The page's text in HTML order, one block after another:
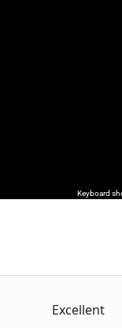
Keyboard
Excellent